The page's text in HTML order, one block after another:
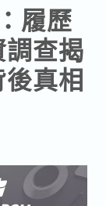
履歷
查揭
真相